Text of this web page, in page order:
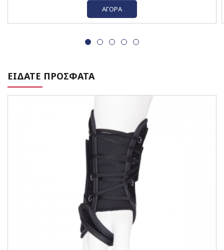
ΑΓΟΡΆ
ΕΙΔΑΤΕ ΠΡΟΣΦΑΤΑ